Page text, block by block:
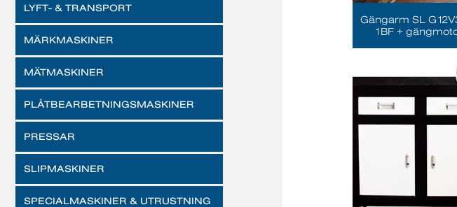
LYFT- & TRANSPORT
MÄRKMASKINER
MÄTMASKINER
PLÅTBEARBETNINGSMASKINER
PRESSAR
SLIPMASKINER
SPECIALMASKINER & UTRUSTNING
Gängarm SL
1BF +